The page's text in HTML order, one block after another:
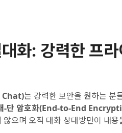
화: 강력한 프
Chat)는 강력한 보안을 원하는 분
-단 암호화(End-to-End
으며 오직 대화 상대방만이 내용